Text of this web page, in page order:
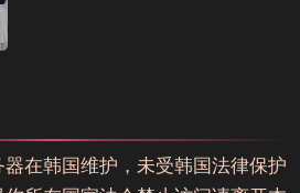
器在韩国维护，未受韩国法律保护